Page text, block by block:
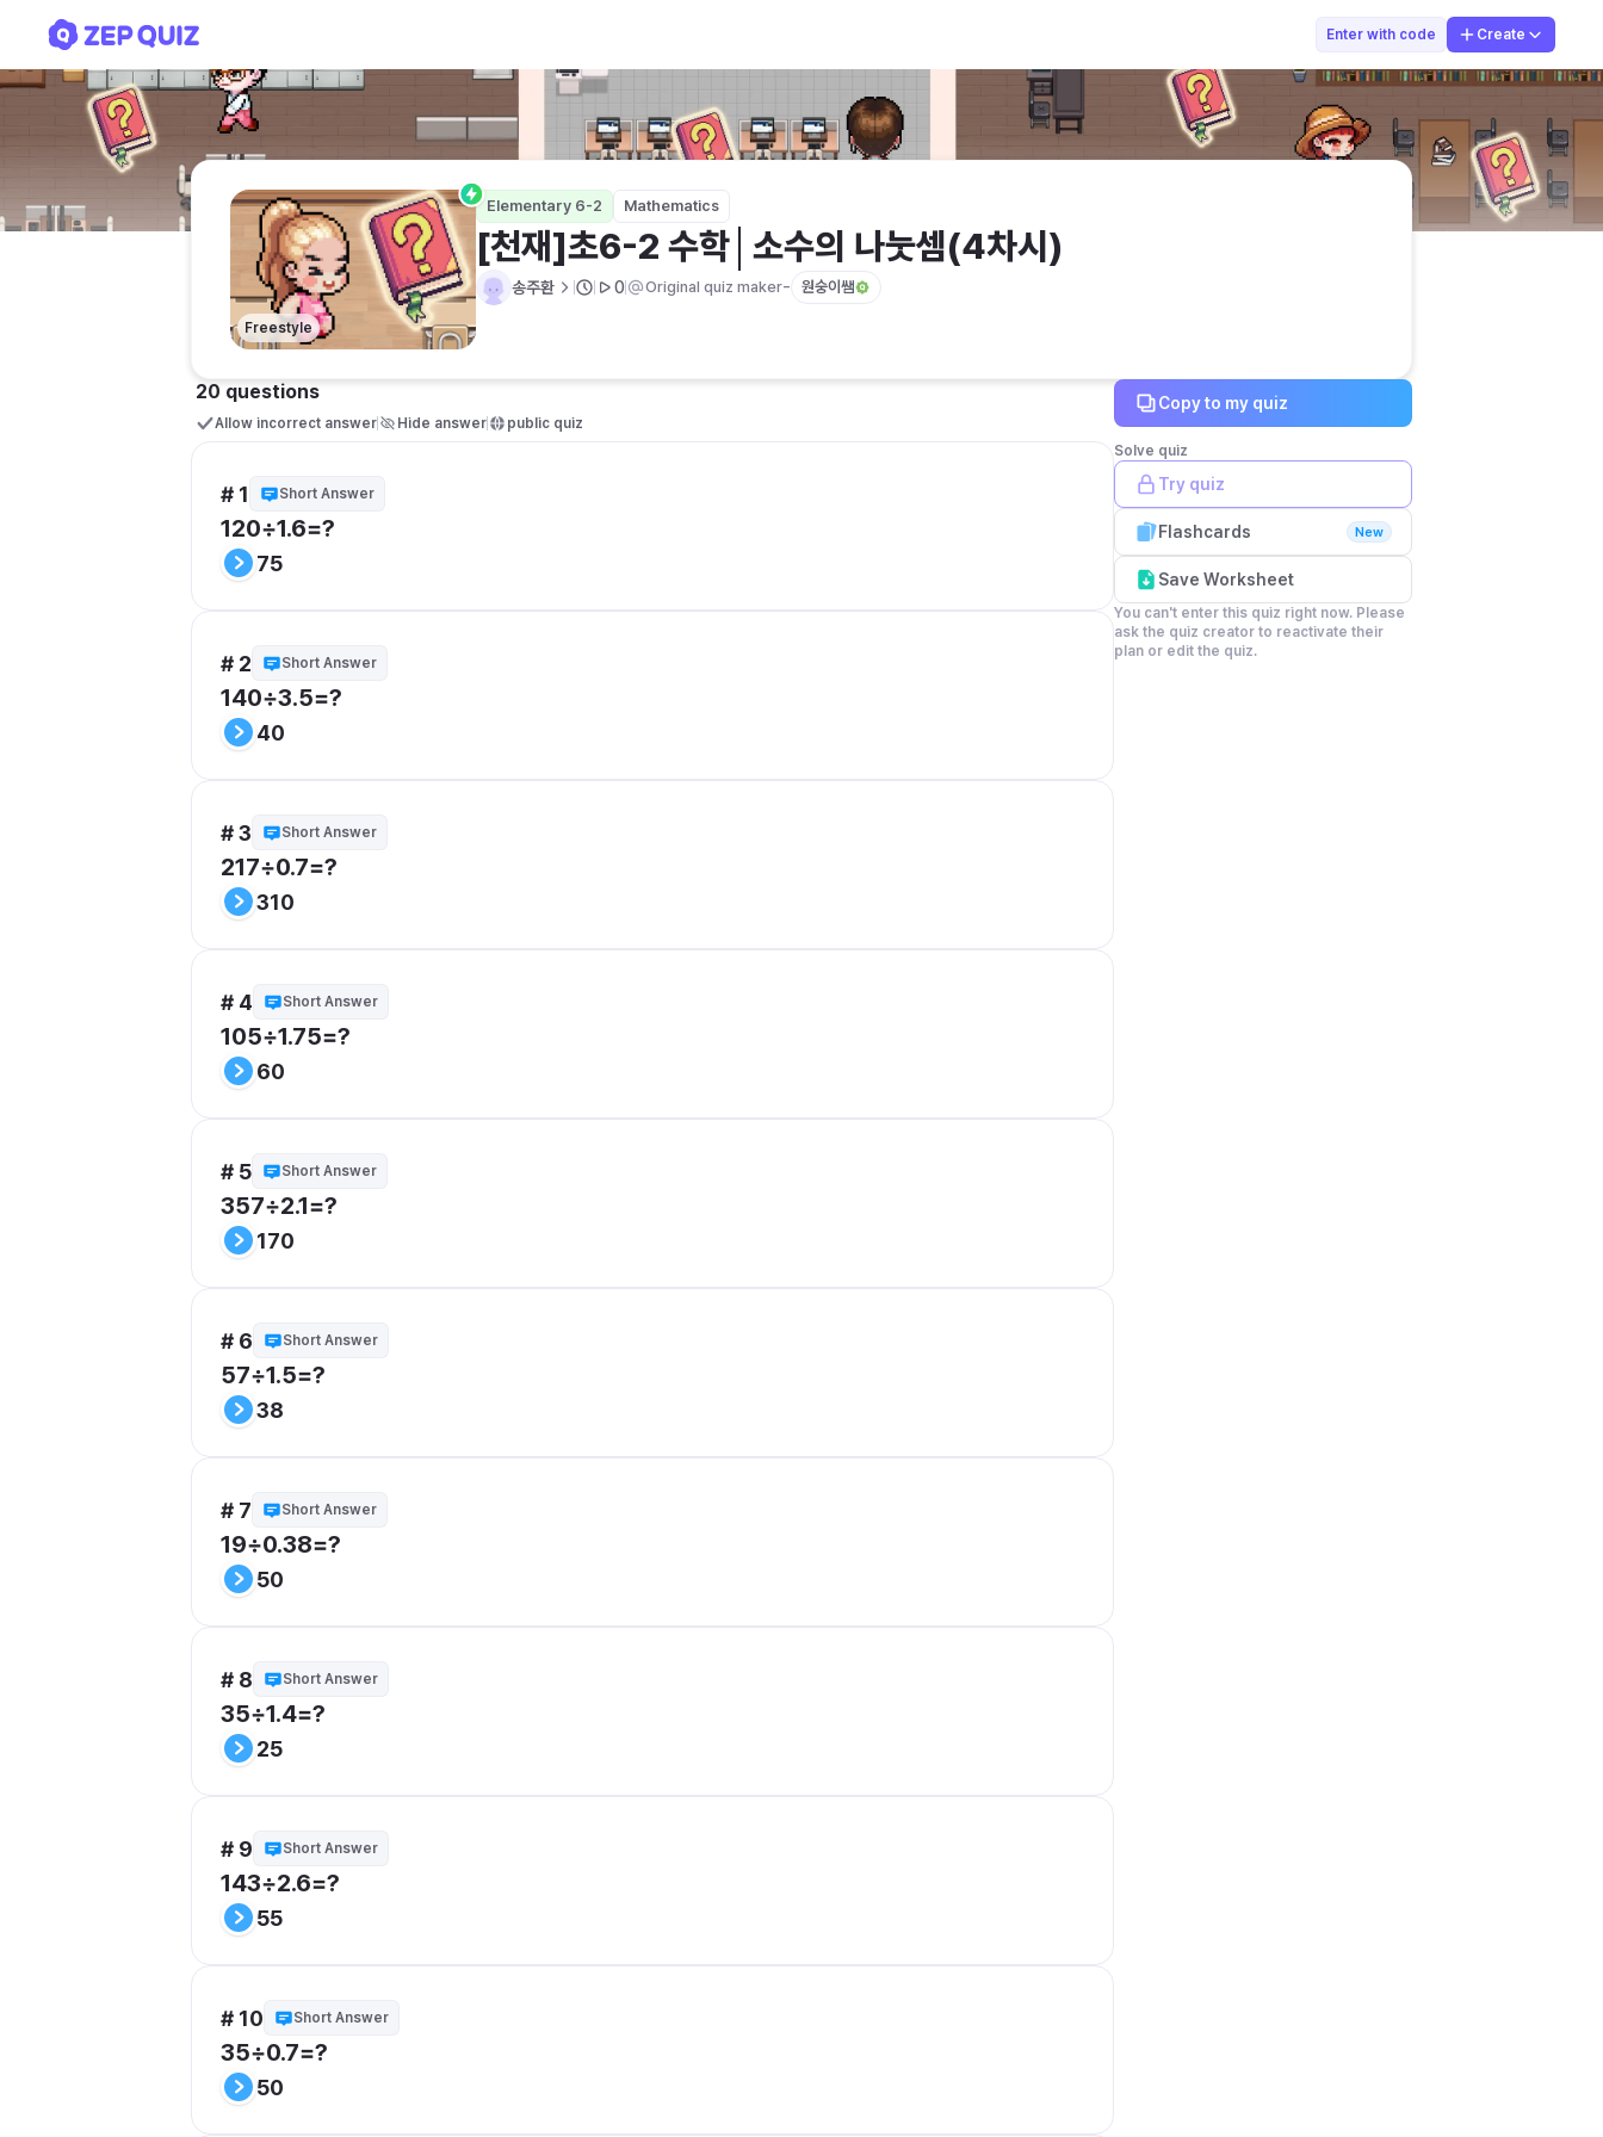
Enter with code Create
송주환
Freestyle
Elementary 6-2 Mathematics
[천재]초6-2 수학│소수의 나눗셈(4차시)
송주환 0 Original quiz maker- 원숭이쌤
20 questions
Allow incorrect answer Hide answer public quiz
# 1 Short Answer
120÷1.6=?
75
# 2 Short Answer
140÷3.5=?
40
# 3 Short Answer
217÷0.7=?
310
# 4 Short Answer
105÷1.75=?
60
# 5 Short Answer
357÷2.1=?
170
# 6 Short Answer
57÷1.5=?
38
# 7 Short Answer
19÷0.38=?
50
# 8 Short Answer
35÷1.4=?
25
# 9 Short Answer
143÷2.6=?
55
# 10 Short Answer
35÷0.7=?
50
Copy to my quiz
Solve quiz
Try quiz
Flashcards New
Save Worksheet
You can't enter this quiz right now. Please
ask the quiz creator to reactivate their
plan or edit the quiz.